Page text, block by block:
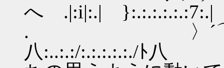
へ .|:i|:.| }:.:.:.:.:.:7:.|
. 〉´⌒ゝ
八:..:.:/:.:.:.:.:./ﾄ